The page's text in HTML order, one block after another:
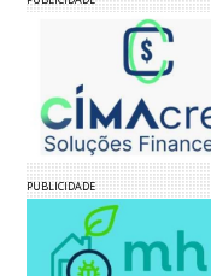
PUBLICIDADE